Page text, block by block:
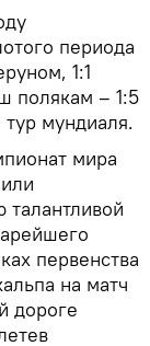
периода
1:1
полякам – 1:5
мундиаля.
мира
первенства
на матч
дороге